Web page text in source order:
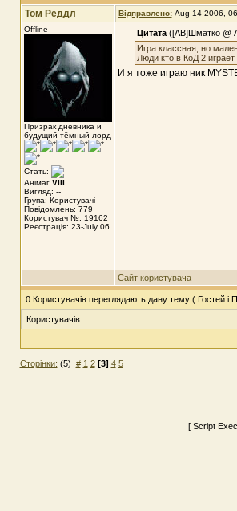
Том Реддл Відправлено: Aug 14 2006,
Offline
Призрак дневника и
будущий тёмный лорд
Стать:
Анімаг VIII
Вигляд: --
Група: Користувачі
Повідомлень: 779
Користувач №: 19162
Реєстрація: 23-July 06
Цитата ([АВ]Шматко @
Игра классная, но
Люди кто в КоД 2 играет
И я тоже играю ник
Сайт користувача
0 Користувачів переглядають дану тему ( Гостей і
Користувачів:
Сторінки: (5) # 1 2 [3] 4 5
[ Script